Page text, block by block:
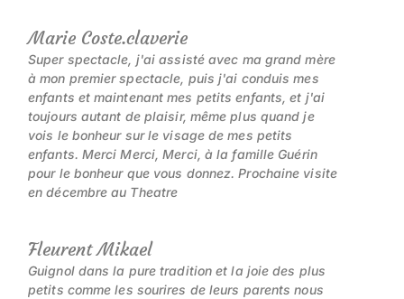
Marie Coste.claverie
Super spectacle, j'ai assisté avec ma grand mère
à mon premier spectacle, puis j'ai conduis mes
enfants et maintenant mes petits enfants, et j'ai
toujours autant de plaisir, même plus quand je
vois le bonheur sur le visage de mes petits
enfants. Merci Merci, Merci, à la famille Guérin
pour le bonheur que vous donnez. Prochaine visite
en décembre au Theatre
Fleurent Mikael
Guignol dans la pure tradition et la joie des plus
petits comme les sourires de leurs parents nous